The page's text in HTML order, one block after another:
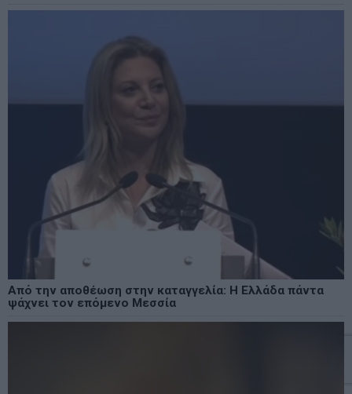
Από την αποθέωση στην καταγγελία: Η Ελλάδα πάντα
ψάχνει τον επόμενο Μεσσία